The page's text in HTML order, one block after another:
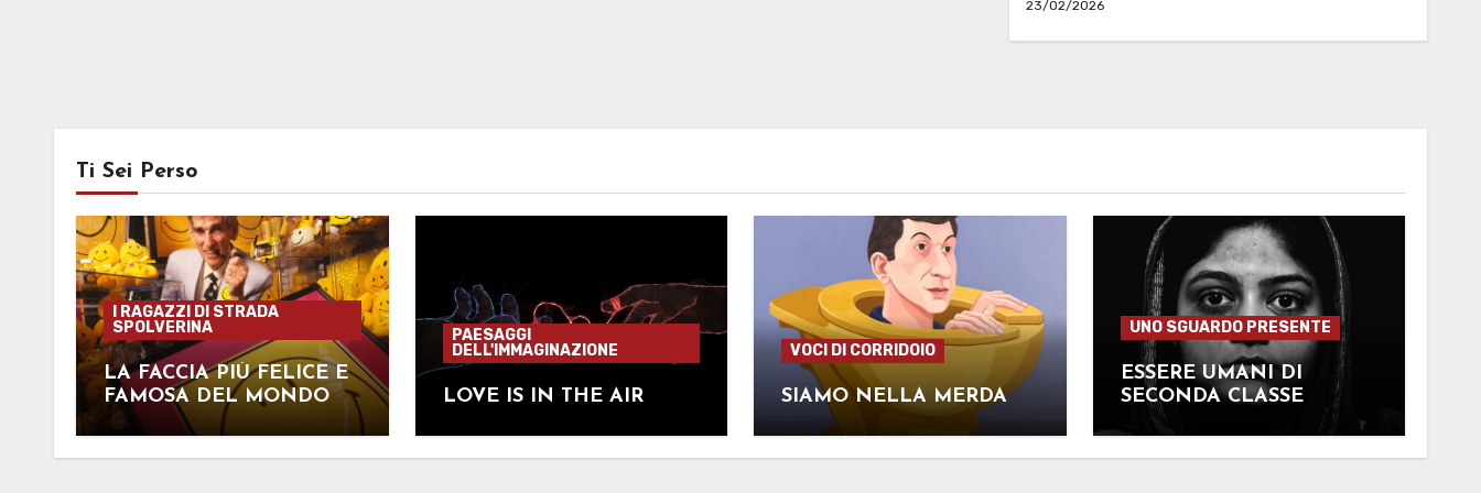
23/02/2026
Ti Sei Perso
I RAGAZZI DI STRADA
SPOLVERINA
LA FACCIA PIÙ FELICE E
FAMOSA DEL MONDO
PAESAGGI
DELL'IMMAGINAZIONE
LOVE IS IN THE AIR
VOCI DI CORRIDOIO
SIAMO NELLA MERDA
UNO SGUARDO PRESENTE
ESSERE UMANI DI
SECONDA CLASSE